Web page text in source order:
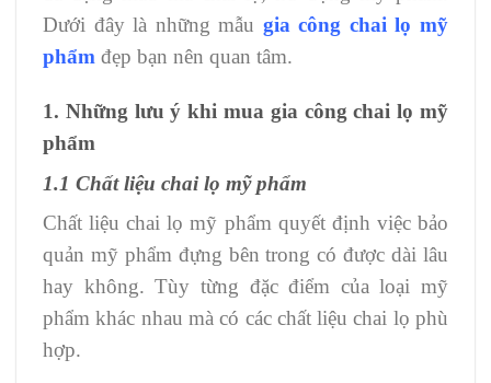
Dưới đây là những mẫu gia công chai lọ mỹ
phẩm đẹp bạn nên quan tâm.
1. Những lưu ý khi mua gia công chai lọ mỹ
phẩm
1.1 Chất liệu chai lọ mỹ phẩm
Chất liệu chai lọ mỹ phẩm quyết định việc bảo
quản mỹ phẩm đựng bên trong có được dài lâu
hay không. Tùy từng đặc điểm của loại mỹ
phẩm khác nhau mà có các chất liệu chai lọ phù
hợp.